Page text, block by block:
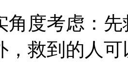
考虑：先
，救到的人